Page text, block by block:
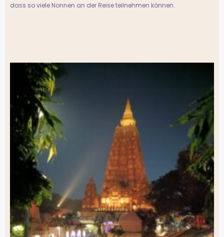
dass so viele Nonnen an der Reise teilnehmen können.